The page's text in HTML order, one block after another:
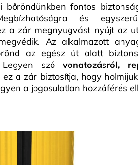
fontos
és
a zár megnyugvást nyújt az
Az alkalmazott
az egész út alatt
Legyen szóvonatozásról,
ez a zár biztosítja, hogy holmijuk
a jogosulatlan hozzáférés